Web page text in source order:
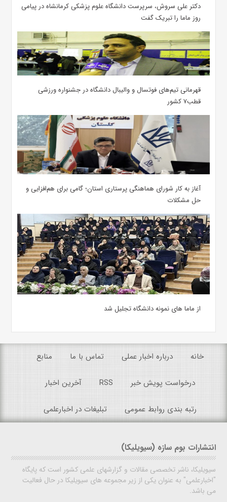
دکتر علی سروش، سرپرست دانشگاه علوم پزشکی کرمانشاه در پیامی
روز ماما را تبریک گفت
قهرمانی تیم‌های فوتسال و والیبال دانشگاه در جشنواره ورزشی
قطب۷ کشور
آغاز به کار شورای هماهنگی پرستاری استان؛ گامی برای هم‌افزایی و
حل مشکلات
از ماما های نمونه دانشگاه تجلیل شد
خانه درباره اخبار عملی تماس با ما منابع
درخواست پویش خبر RSS آخرین اخبار
رتبه بندی روابط عمومی تبلیغات در اخبارعلمی
انتشارات بوم سازه (سیویلیکا)
سیویلیکا، ناشر تخصصی مقالات و گزارشهای علمی کشور است که پایگاه
"اخبارعلمی" به عنوان یکی از زیر مجموعه های سیویلیکا در حال فعالیت
می باشد.